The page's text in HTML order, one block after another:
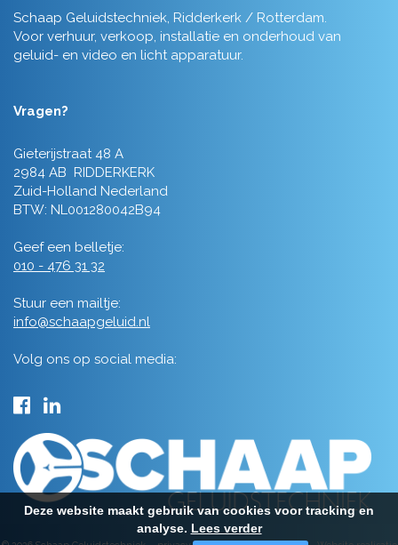
Schaap Geluidstechniek, Ridderkerk / Rotterdam.
Voor verhuur, verkoop, installatie en onderhoud van
geluid- en video en licht apparatuur.
Vragen?
Gieterijstraat 48 A
2984 AB RIDDERKERK
Zuid-Holland Nederland
BTW: NL001280042B94
Geef een belletje:
010 - 476 31 32
Stuur een mailtje:
info@schaapgeluid.nl
Volg ons op social media:
Deze website maakt gebruik van cookies voor tracking en
analyse. Lees verder